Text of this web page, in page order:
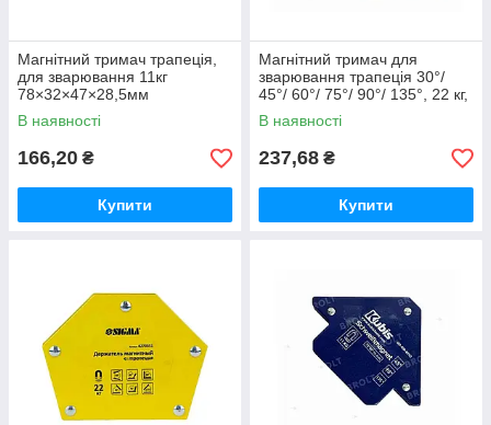
Магнітний тримач трапеція,
для зварювання 11кг
78×32×47×28,5мм
(30,45,60,90,75,135°) ТМ
SIGMA
В наявності
166,20 ₴
Купити
Магнітний тримач для
зварювання трапеція 30°/
45°/ 60°/ 75°/ 90°/ 135°, 22 кг,
115*90*17 мм ТМ Kubis
В наявності
237,68 ₴
Купити